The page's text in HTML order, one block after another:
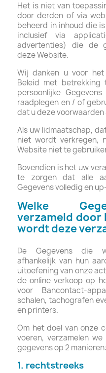
Het is niet van
door derden of via
beheerd in inhoud die
inclusief via
advertenties) die de
deze Website.
Wij danken u voor
Beleid met
persoonlijke
raadplegen en / of
dat u deze
Als uw lidmaatschap,
niet wordt verkregen,
Website niet te
Bovendien is het uw
te zorgen dat alle
Gegevens volledig en
Welke
verzameld door
wordt deze
De Gegevens die
afhankelijk van hun
uitoefening van onze
de online verkoop op
voor Bancontact-
schalen, tachografen
en printers.
Om het doel van onze
voeren, verzamelen
gegevens op 2 manieren:
1. rechtstreeks